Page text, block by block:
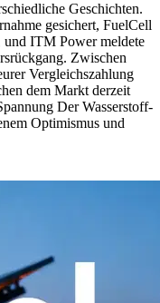
Geschichten.
gesichert, FuelCell
und ITM Power meldete
Zwischen
Vergleichszahlung
dem Markt derzeit
Der Wasserstoff-
Optimismus und